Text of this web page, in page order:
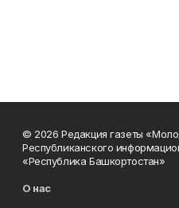
© 2026 Редакция газеты
Республиканского
«Республика Башкортостан»
О нас